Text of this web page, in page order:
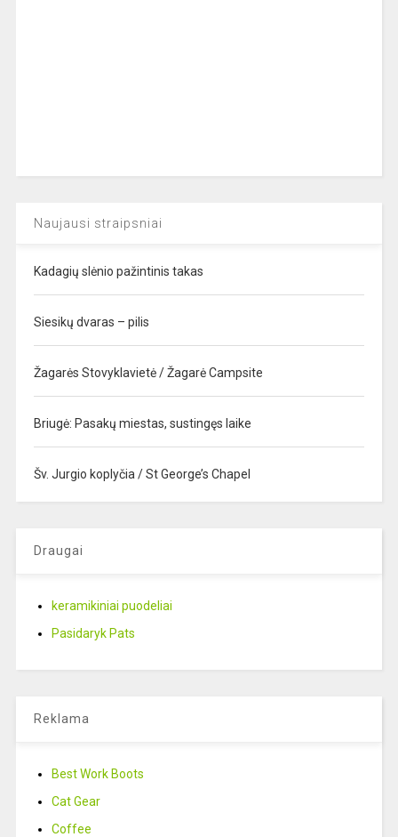
Naujausi straipsniai
Kadagių slėnio pažintinis takas
Siesikų dvaras – pilis
Žagarės Stovyklavietė / Žagarė Campsite
Briugė: Pasakų miestas, sustingęs laike
Šv. Jurgio koplyčia / St George’s Chapel
Draugai
keramikiniai puodeliai
Pasidaryk Pats
Reklama
Best Work Boots
Cat Gear
Coffee